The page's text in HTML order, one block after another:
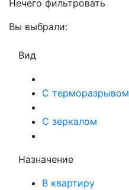
Нечего фильтровать
Вы выбрали:
Вид
С терморазрывом
С зеркалом
Назначение
В квартиру